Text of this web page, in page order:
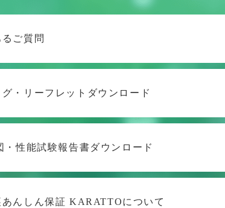
ご質問
グ・リーフレット ダウンロード
・性能試験報告書ダウンロード
あんしん保証 KARATTOについて